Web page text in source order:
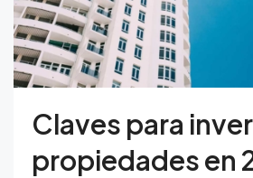
Claves para
propiedades en